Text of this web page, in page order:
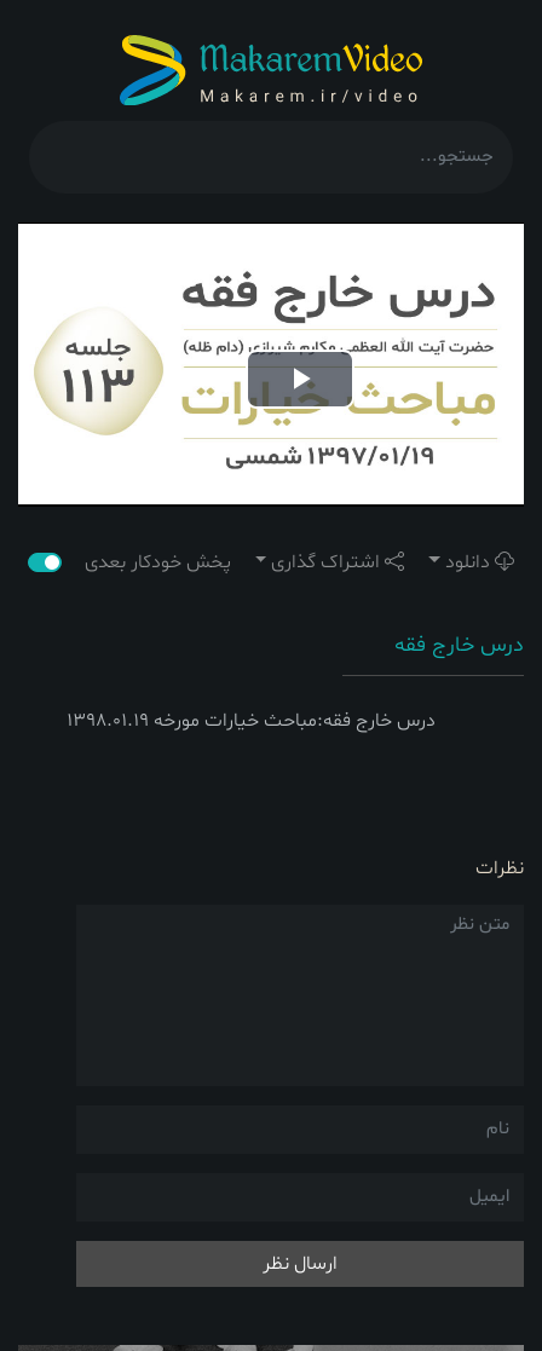
Play
Video
دانلود اشتراک گذاری پخش خودکار بعدی
درس خارج فقه
درس خارج فقه:مباحث خیارات مورخه 1398.01.19
نظرات
ارسال نظر